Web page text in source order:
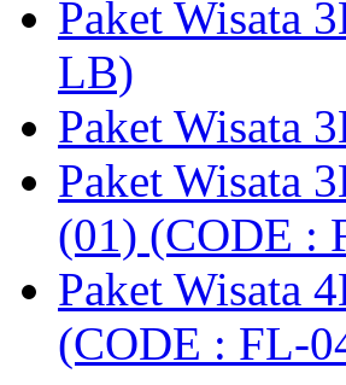
Paket Wisata
LB)
Paket Wisata
Paket Wisata
(01) (CODE :
Paket Wisata
(CODE : FL-